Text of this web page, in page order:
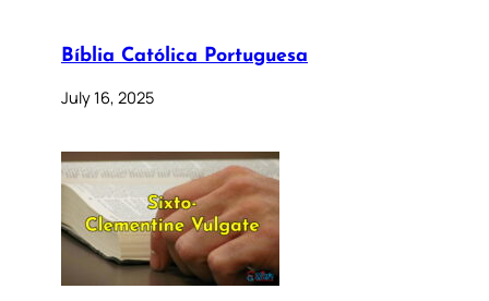
Bíblia Católica Portuguesa
July 16, 2025